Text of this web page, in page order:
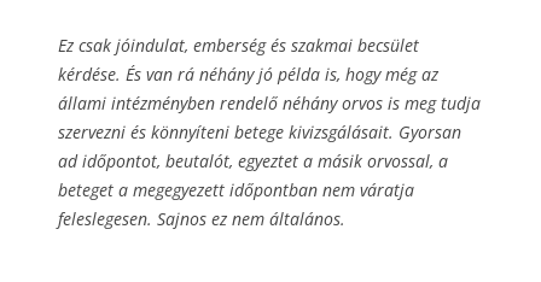
Ez csak jóindulat, emberség és szakmai becsület
kérdése. És van rá néhány jó példa is, hogy még az
állami intézményben rendelő néhány orvos is meg tudja
szervezni és könnyíteni betege kivizsgálásait. Gyorsan
ad időpontot, beutalót, egyeztet a másik orvossal, a
beteget a megegyezett időpontban nem váratja
feleslegesen. Sajnos ez nem általános.